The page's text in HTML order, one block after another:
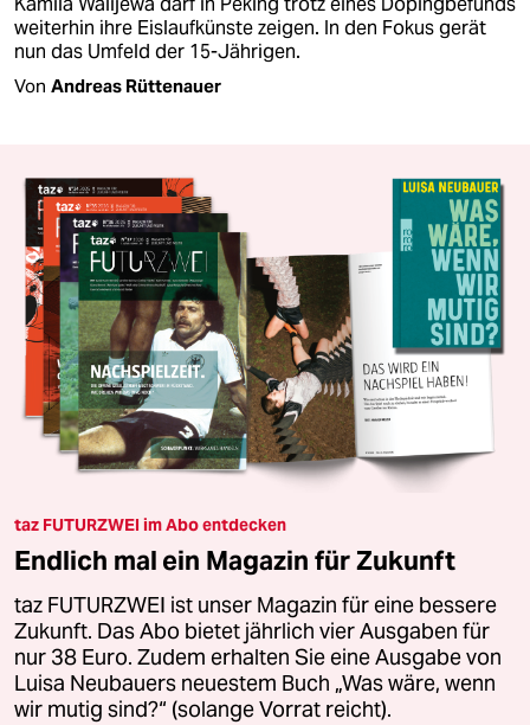
weiterhin ihre Eislaufkünste zeigen. In den Fokus gerät
nun das Umfeld der 15-Jährigen.
Von Andreas Rüttenauer
taz FUTURZWEI im Abo entdecken
Endlich mal ein Magazin für Zukunft
taz FUTURZWEI ist unser Magazin für eine bessere
Zukunft. Das Abo bietet jährlich vier Ausgaben für
nur 38 Euro. Zudem erhalten Sie eine Ausgabe von
Luisa Neubauers neuestem Buch „Was wäre, wenn
wir mutig sind?“ (solange Vorrat reicht).